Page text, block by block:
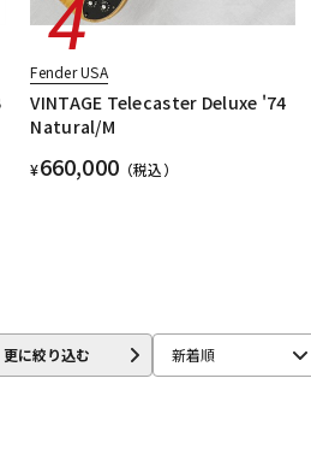
Fender USA
VINTAGE Telecaster Deluxe '74
Natural/M
¥660,000 （税込）
更に絞り込む 新着順